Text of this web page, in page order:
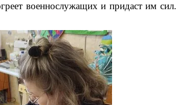
военнослужащих и придаст им сил.